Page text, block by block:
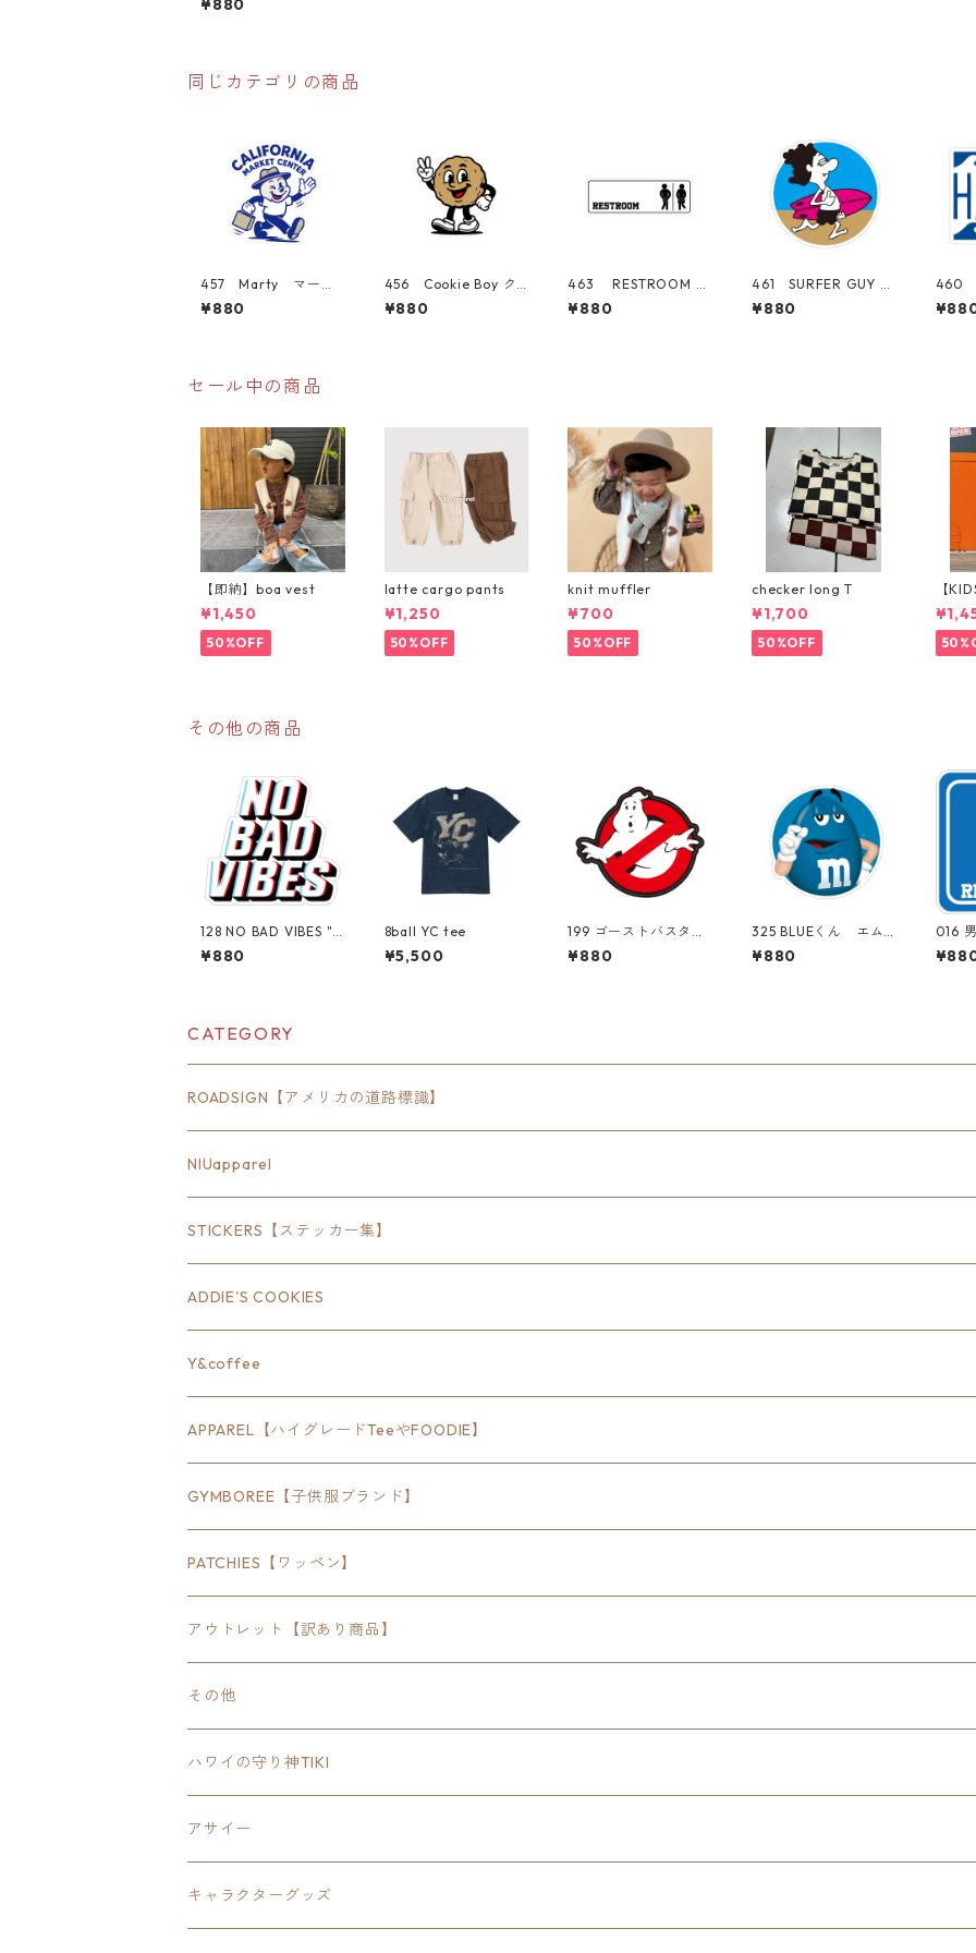
er" アメリカンステ
¥880
同じカテゴリの商品
457 Marty マーテ
ィー "California
Market Center" ア
¥880
456 Cookie Boy ク
ッキーボーイ "Calif
ornia Market Cente
¥880
463 RESTROOM SI
GN "California Mar
ket Center" アメリ
¥880
461 SURFER GUY サ
ーファー プルメリ
ア 日焼けキティ "C
¥880
460
ハワ
ornia
セール中の商品
【即納】boa vest
¥1,450
50%OFF
latte cargo pants
¥1,250
50%OFF
knit muffler
¥700
50%OFF
checker long T
¥1,700
50%OFF
【
p パ
その他の商品
128 NO BAD VIBES "C
alifornia Market Cen
ter" アメリカンステ
¥880
8ball YC tee
¥5,500
199 ゴーストバスター
ズ "California Marke
t Center" アメリカ
¥880
325 BLUEくん エム
アンドエムズ M&M's
mms "California Mar
¥880
016
er"
CATEGORY
ROADSIGN【アメリカの道路標識】
18inch×6inch
18inch×8inch
18inch×12inch
24inch×8inch
18inch×24inch
30inch×24inch
18inchオクタゴン八角形
24inchオクタゴン八角形
18inch×18inchスクエア正方形
California State Routeカリフォルニア州
Interstate 州間道路型
U.S. Route国道（アメリカ）
NIUapparel
STICKERS【ステッカー集】
ステート
ハウス
クルマ
セキュリティ
アウトドア
スポーツ
ピクトグラム
ブランド
ミリタリー
ゲーム
ADDIE'S COOKIES
Y&coffee
APPAREL【ハイグレードTeeやFOODIE】
Bradley
SEWTS
FOODIE
SHORTS
KIDS
POMONA
GYMBOREE【子供服ブランド】
PATCHIES【ワッペン】
アウトレット【訳あり商品】
その他
ハワイの守り神TIKI
アサイー
キャラクターグッズ